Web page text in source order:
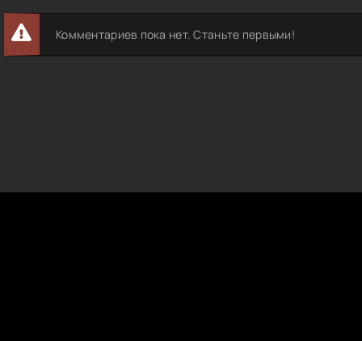
Комментариев пока нет. Станьте первыми!